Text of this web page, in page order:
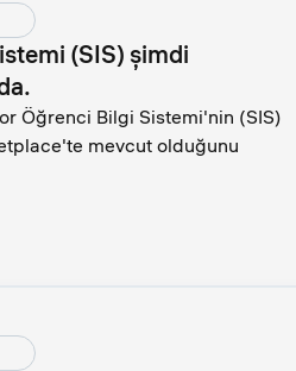
(SIS) şimdi
Öğrenci Bilgi Sistemi'nin (SIS)
mevcut olduğunu